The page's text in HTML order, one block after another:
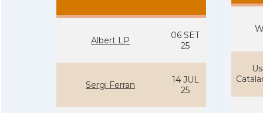
Albert LP
06 SET
25
Sergi Ferran
14 JUL
25